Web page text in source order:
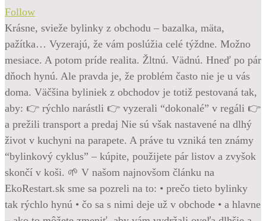
Follow
Krásne, svieže bylinky z obchodu – bazalka, mäta,
pažítka… Vyzerajú, že vám poslúžia celé týždne. Možno
mesiace. A potom príde realita. Žltnú. Vädnú. Hneď po pár
dňoch hynú. Ale pravda je, že problém často nie je u vás
doma. Väčšina byliniek z obchodov je totiž pestovaná tak,
aby: 👉 rýchlo narástli 👉 vyzerali “dokonalé” v regáli 👉
a prežili transport a predaj Nie sú však nastavené na dlhý
život v kuchyni na parapete. A práve tu vzniká ten známy
“bylinkový cyklus” – kúpite, použijete pár listov a zvyšok
skončí v koši. 🌱 V našom najnovšom článku na
EkoRestart.sk sme sa pozreli na to: • prečo tieto bylinky
tak rýchlo hynú • čo sa s nimi deje už v obchode • a hlavne